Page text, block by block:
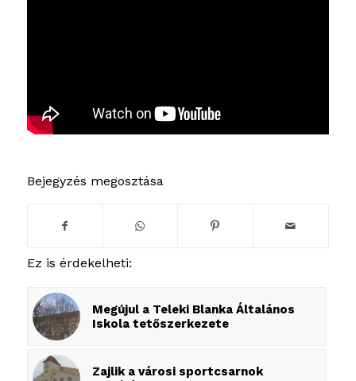
Bejegyzés megosztása
Ez is érdekelheti:
Megújul a Teleki Blanka Általános
Iskola tetőszerkezete
Zajlik a városi sportcsarnok